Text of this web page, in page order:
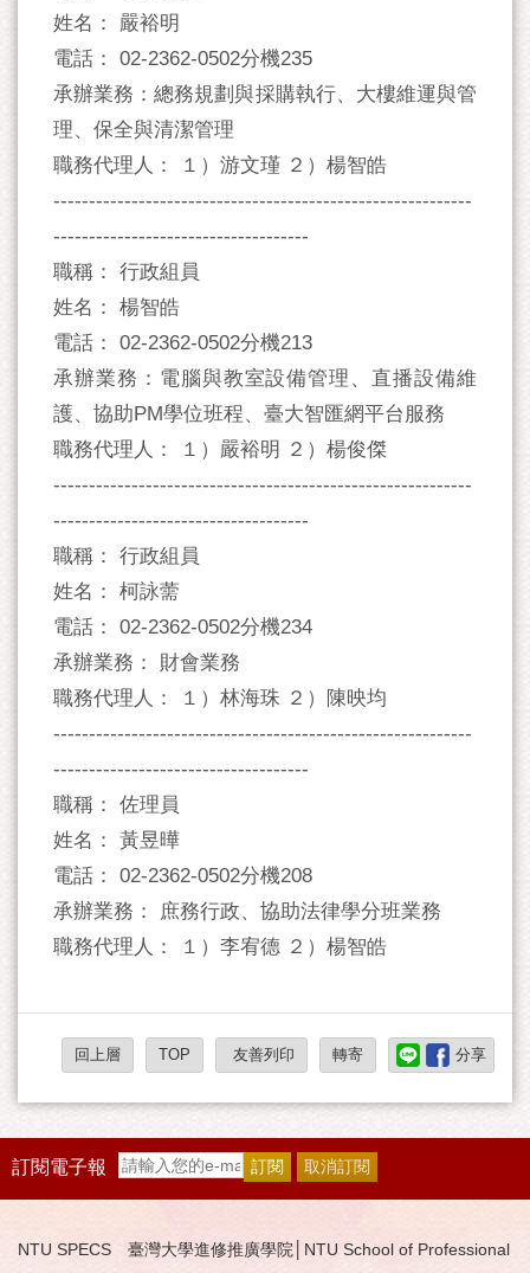
姓名： 嚴裕明
電話： 02-2362-0502分機235
承辦業務：總務規劃與採購執行、大樓維運與管
理、保全與清潔管理
職務代理人： １）游文瑾 ２）楊智皓
-----------------------------------------------------------
------------------------------------
職稱： 行政組員
姓名： 楊智皓
電話： 02-2362-0502分機213
承辦業務：電腦與教室設備管理、直播設備維
護、協助PM學位班程、臺大智匯網平台服務
職務代理人： １）嚴裕明 ２）楊俊傑
-----------------------------------------------------------
------------------------------------
職稱： 行政組員
姓名： 柯詠薷
電話： 02-2362-0502分機234
承辦業務： 財會業務
職務代理人： １）林海珠 ２）陳映均
-----------------------------------------------------------
------------------------------------
職稱： 佐理員
姓名： 黃昱曄
電話： 02-2362-0502分機208
承辦業務： 庶務行政、協助法律學分班業務
職務代理人： １）李宥德 ２）楊智皓
回上層 TOP 友善列印 轉寄 分享
訂閱電子報
NTU SPECS 臺灣大學進修推廣學院│NTU School of Professional